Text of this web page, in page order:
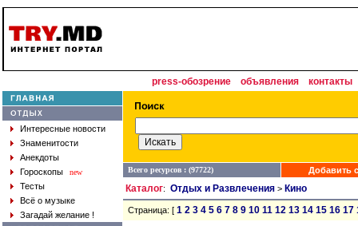
press-обозрение объявления контакты
Интересные новости
Знаменитости
Анекдоты
Гороскопы
new
Тесты
Всё о музыке
Загадай желание !
Всего ресурсов : (97722) Добавить
Каталог: Отдых и Развлечения > Кино
Страница: [ 1 2 3 4 5 6 7 8 9 10 11 12 13 14 15 16 17